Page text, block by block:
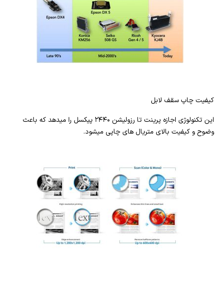
کیفیت چاپ سقف لابل
این تکنولوژی اجازه پرینت تا رزولیشن ۲۴۴۰ پیکسل را میدهد که باعث
وضوح و کیفیت بالای متریال های چاپی میشود.